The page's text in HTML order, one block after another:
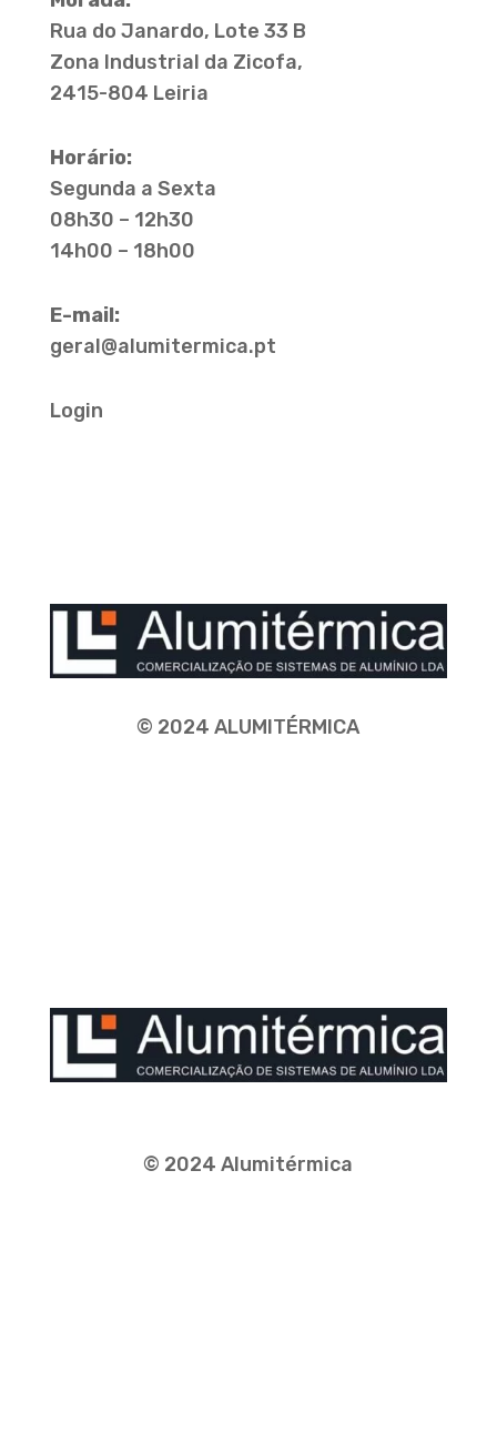
Rua do Janardo, Lote 33 B
Zona Industrial da Zicofa,
2415-804 Leiria
Horário:
Segunda a Sexta
08h30 – 12h30
14h00 – 18h00
E-mail:
geral@alumitermica.pt
Login
© 2024 ALUMITÉRMICA
© 2024 Alumitérmica